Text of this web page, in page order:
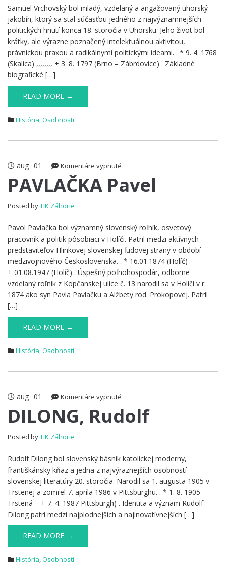
Samuel Vrchovský bol mladý, vzdelaný a angažovaný uhorský
jakobín, ktorý sa stal súčasťou jedného z najvýznamnejších
politických hnutí konca 18. storočia v Uhorsku. Jeho život bol
krátky, ale výrazne poznačený intelektuálnou aktivitou,
právnickou praxou a radikálnymi politickými ideami. . * 9. 4. 1768
(Skalica) ,,,,,,,, + 3. 8. 1797 (Brno – Zábrdovice) . Základné
biografické […]
READ MORE →
História,Osobnosti
aug 01 Komentáre vypnuté
Pavel
PAVLAČKA Pavel
Posted byTIK Záhorie
Pavol Pavlačka bol významný slovenský roľník, osvetový
pracovník a politik pôsobiaci v Holíči. Patril medzi aktívnych
predstaviteľov Hlinkovej slovenskej ľudovej strany v období
medzivojnového Československa. . * 16.01.1874 (Holíč)
+ 01.08.1947 (Holíč) . Úspešný poľnohospodár, odborne
vzdelaný roľník z Kopčanskej ulice č. 13 narodil sa v Holíči v r.
1874 ako syn Pavla Pavlačku a Alžbety rod. Prokopovej. Patril
[…]
READ MORE →
História,Osobnosti
aug 01 Komentáre vypnuté
Rudolf
DILONG, Rudolf
Posted byTIK Záhorie
Rudolf Dilong bol slovenský básnik katolíckej moderny,
františkánsky kňaz a jedna z najvýraznejších osobností
slovenskej literatúry 20. storočia. Narodil sa 1. augusta 1905 v
Trstenej a zomrel 7. apríla 1986 v Pittsburghu. . * 1. 8. 1905
Trstená – + 7. 4. 1987 Pittsburgh) . Identita a význam Rudolf
Dilong patrí medzi najplodnejších a najinovatívnejších […]
READ MORE →
História,Osobnosti